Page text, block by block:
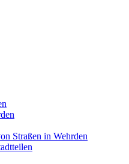
Straßen in Wehrden